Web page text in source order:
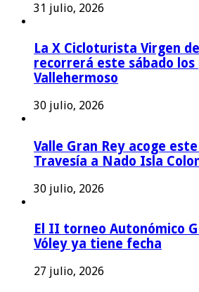
31 julio, 2026
La X Cicloturista Virgen
recorrerá este sábado los
Vallehermoso
30 julio, 2026
Valle Gran Rey acoge
Travesía a Nado Isla
30 julio, 2026
El II torneo Autonómico
Vóley ya tiene fecha
27 julio, 2026